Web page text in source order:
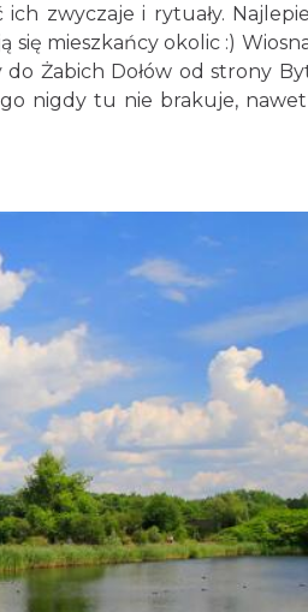
zwyczaje i rytuały.
mieszkańcy okolic :)
Żabich Dołów od strony
nigdy tu nie brakuje,